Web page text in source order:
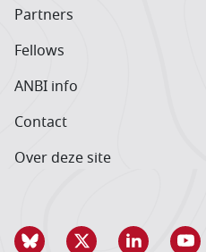
Partners
Fellows
ANBI info
Contact
Over deze site